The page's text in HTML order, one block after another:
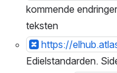
ommende
eksten
https://
dielstandarden.